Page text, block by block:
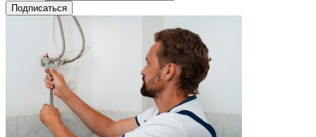
Подписаться